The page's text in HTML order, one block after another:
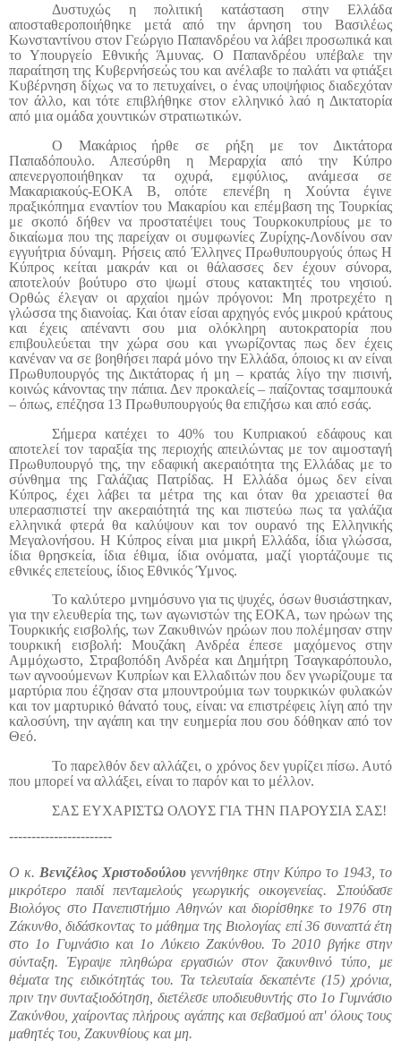
Δυστυχώς η πολιτική κατάσταση στην Ελλάδα
αποσταθεροποιήθηκε μετά από την άρνηση του Βασιλέως
Κωνσταντίνου στον Γεώργιο Παπανδρέου να λάβει προσωπικά και
το Υπουργείο Εθνικής Άμυνας. Ο Παπανδρέου υπέβαλε την
παραίτηση της Κυβερνήσεώς του και ανέλαβε το παλάτι να φτιάξει
Κυβέρνηση δίχως να το πετυχαίνει, ο ένας υποψήφιος διαδεχόταν
τον άλλο, και τότε επιβλήθηκε στον ελληνικό λαό η Δικτατορία
από μια ομάδα χουντικών στρατιωτικών.
Ο Μακάριος ήρθε σε ρήξη με τον Δικτάτορα
Παπαδόπουλο. Απεσύρθη η Μεραρχία από την Κύπρο
απενεργοποιήθηκαν τα οχυρά, εμφύλιος, ανάμεσα σε
Μακαριακούς-ΕΟΚΑ Β, οπότε επενέβη η Χούντα έγινε
πραξικόπημα εναντίον του Μακαρίου και επέμβαση της Τουρκίας
με σκοπό δήθεν να προστατέψει τους Τουρκοκυπρίους με το
δικαίωμα που της παρείχαν οι συμφωνίες Ζυρίχης-Λονδίνου σαν
εγγυήτρια δύναμη. Ρήσεις από Έλληνες Πρωθυπουργούς όπως Η
Κύπρος κείται μακράν και οι θάλασσες δεν έχουν σύνορα,
αποτελούν βούτυρο στο ψωμί στους κατακτητές του νησιού.
Ορθώς έλεγαν οι αρχαίοι ημών πρόγονοι: Μη προτρεχέτο η
γλώσσα της διανοίας. Και όταν είσαι αρχηγός ενός μικρού κράτους
και έχεις απέναντι σου μια ολόκληρη αυτοκρατορία που
επιβουλεύεται την χώρα σου και γνωρίζοντας πως δεν έχεις
κανέναν να σε βοηθήσει παρά μόνο την Ελλάδα, όποιος κι αν είναι
Πρωθυπουργός της Δικτάτορας ή μη – κρατάς λίγο την πισινή,
κοινώς κάνοντας την πάπια. Δεν προκαλείς – παίζοντας τσαμπουκά
– όπως, επέζησα 13 Πρωθυπουργούς θα επιζήσω και από εσάς.
Σήμερα κατέχει το 40% του Κυπριακού εδάφους και
αποτελεί τον ταραξία της περιοχής απειλώντας με τον αιμοσταγή
Πρωθυπουργό της, την εδαφική ακεραιότητα της Ελλάδας με το
σύνθημα της Γαλάζιας Πατρίδας. Η Ελλάδα όμως δεν είναι
Κύπρος, έχει λάβει τα μέτρα της και όταν θα χρειαστεί θα
υπερασπιστεί την ακεραιότητά της και πιστεύω πως τα γαλάζια
ελληνικά φτερά θα καλύψουν και τον ουρανό της Ελληνικής
Μεγαλονήσου. Η Κύπρος είναι μια μικρή Ελλάδα, ίδια γλώσσα,
ίδια θρησκεία, ίδια έθιμα, ίδια ονόματα, μαζί γιορτάζουμε τις
εθνικές επετείους, ίδιος Εθνικός Ύμνος.
Το καλύτερο μνημόσυνο για τις ψυχές, όσων θυσιάστηκαν,
για την ελευθερία της, των αγωνιστών της ΕΟΚΑ, των ηρώων της
Τουρκικής εισβολής, των Ζακυθινών ηρώων που πολέμησαν στην
τουρκική εισβολή: Μουζάκη Ανδρέα έπεσε μαχόμενος στην
Αμμόχωστο, Στραβοπόδη Ανδρέα και Δημήτρη Τσαγκαρόπουλο,
των αγνοούμενων Κυπρίων και Ελλαδιτών που δεν γνωρίζουμε τα
μαρτύρια που έζησαν στα μπουντρούμια των τουρκικών φυλακών
και τον μαρτυρικό θάνατό τους, είναι: να επιστρέφεις λίγη από την
καλοσύνη, την αγάπη και την ευημερία που σου δόθηκαν από τον
Θεό.
Το παρελθόν δεν αλλάζει, ο χρόνος δεν γυρίζει πίσω. Αυτό
που μπορεί να αλλάξει, είναι το παρόν και το μέλλον.
ΣΑΣ ΕΥΧΑΡΙΣΤΩ ΟΛΟΥΣ ΓΙΑ ΤΗΝ ΠΑΡΟΥΣΙΑ ΣΑΣ!
-----------------------
Ο κ. Βενιζέλος Χριστοδούλου γεννήθηκε στην Κύπρο το 1943, το
μικρότερο παιδί πενταμελούς γεωργικής οικογενείας. Σπούδασε
Βιολόγος στο Πανεπιστήμιο Αθηνών και διορίσθηκε το 1976 στη
Ζάκυνθο, διδάσκοντας το μάθημα της Βιολογίας επί 36 συναπτά έτη
στο 1ο Γυμνάσιο και 1ο Λύκειο Ζακύνθου. Το 2010 βγήκε στην
σύνταξη. Έγραψε πληθώρα εργασιών στον ζακυνθινό τύπο, με
θέματα της ειδικότητάς του. Τα τελευταία δεκαπέντε (15) χρόνια,
πριν την συνταξιοδότηση, διετέλεσε υποδιευθυντής στο 1ο Γυμνάσιο
Ζακύνθου, χαίροντας πλήρους αγάπης και σεβασμού απ' όλους τους
μαθητές του, Ζακυνθίους και μη.